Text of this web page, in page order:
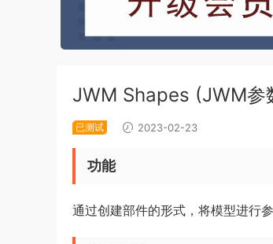
JWM Shapes (JWM参
已测试 2023-02-23
功能
通过创建部件的形式，将模型进行